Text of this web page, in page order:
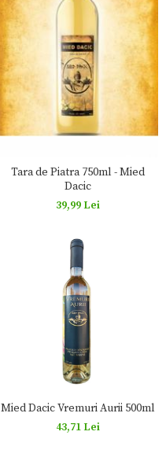
Tara de Piatra 750ml - Mied
Dacic
39,99 Lei
Mied Dacic Vremuri Aurii 500ml
43,71 Lei